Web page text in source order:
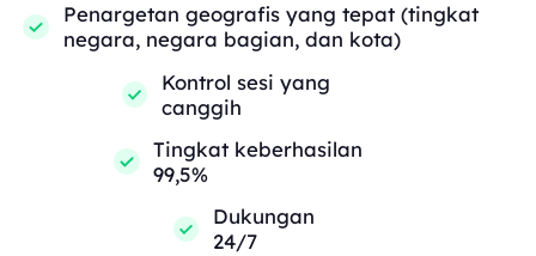
Penargetan geografis yang tepat (tingkat
negara, negara bagian, dan kota)
Kontrol sesi yang
canggih
Tingkat keberhasilan
99,5%
Dukungan
24/7